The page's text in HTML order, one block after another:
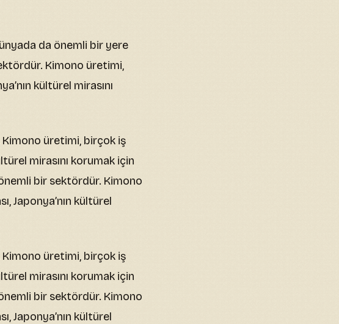
da önemli bir yere
Kimono üretimi,
kültürel mirasını
üretimi, birçok iş
mirasını korumak için
bir sektördür. Kimono
Japonya’nın kültürel
üretimi, birçok iş
mirasını korumak için
bir sektördür. Kimono
Japonya’nın kültürel